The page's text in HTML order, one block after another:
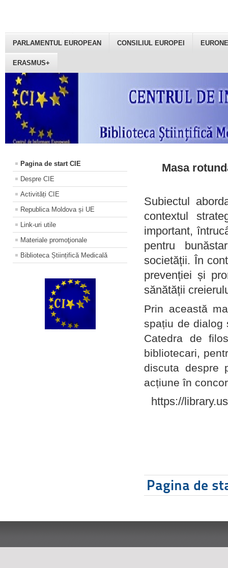
PARLAMENTUL EUROPEAN CONSILIUL EUROPEI
ERASMUS+
Pagina de start CIE
Despre CIE
Activități CIE
Republica Moldova și UE
Link-uri utile
Materiale promoţionale
Biblioteca Științifică Medicală
Masa
Subiectul
contextul
important,
pentru
societății. În
prevenției și
sănătății
Prin această
spațiu de dialog
Catedra de
bibliotecari,
discuta despre
acțiune în
https://
Pagina de